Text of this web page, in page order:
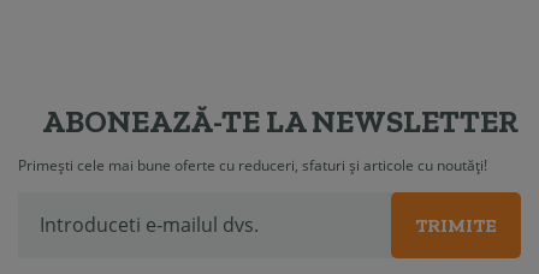
ABONEAZĂ-TE LA NEWSLETTER
Primești cele mai bune oferte cu reduceri, sfaturi și articole cu noutăți!
TRIMITE